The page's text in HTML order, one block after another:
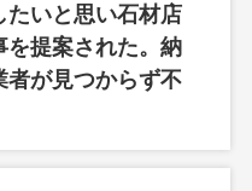
たいと思い石材店
を提案された。納
者が見つからず不